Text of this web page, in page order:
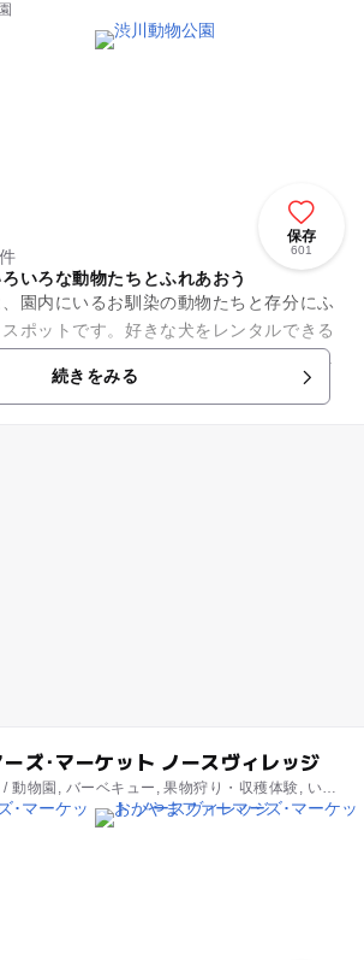
保存
601
いろな動物たちとふれあおう
、園内にいるお馴染の動物たちと存分にふ
ポットです。好きな犬をレンタルできる
族連れに大好評。緑いっぱいの園内で、ペ
体験する...続きをみる
ズ･マーケット ノースヴィレッジ
動物園, バーベキュー, 果物狩り・収穫体験, いち
, 公園・総合公園, ホテル・旅館